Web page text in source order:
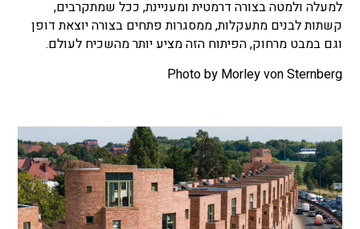
למעלה ולמטה בצורה דרמטית ומעניינת, ככל שמתקרבים,
קשתות לבנים מתעקלות, ממסגרות פתחים בצורה יוצאת דופן
וגם במבט מרחוק, הפיתוח הזה מציע יותר מהשכיח לעולם.
Photo by Morley von Sternberg